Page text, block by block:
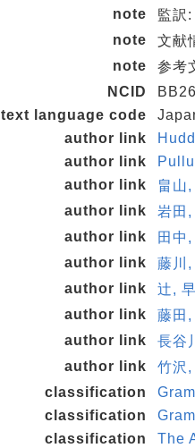
note
監訳
note
文献
note
参考
NCID
text language code
author link
author link
author link
畠山
author link
岩田
author link
田中
author link
藤川
author link
辻,
author link
藤田
author link
長谷
author link
竹沢
classification
classification
classification
The